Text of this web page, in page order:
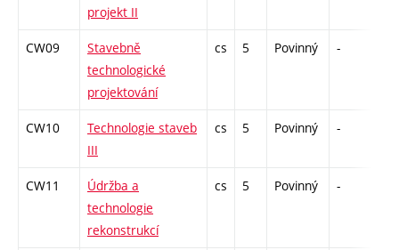
projekt II
CW09
Stavebně
technologické
projektování
cs 5 Povinný -
CW10
Technologie staveb
III
cs 5 Povinný -
CW11
Údržba a
technologie
rekonstrukcí
cs 5 Povinný -